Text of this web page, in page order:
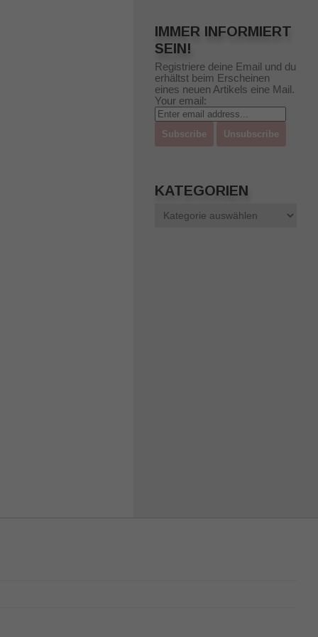
IMMER INFORMIERT
SEIN!
Registriere deine Email und du
erhältst beim Erscheinen
eines neuen Artikels eine Mail.
Your email:
KATEGORIEN